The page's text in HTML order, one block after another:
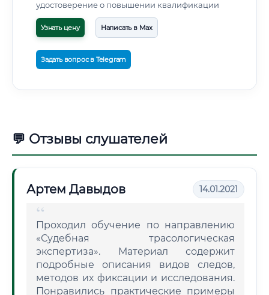
удостоверение о повышении квалификации
Узнать цену Написать в Max
Задать вопрос в Telegram
💬 Отзывы слушателей
Артем Давыдов 14.01.2021
Проходил обучение по направлению
«Судебная трасологическая
экспертиза». Материал содержит
подробные описания видов следов,
методов их фиксации и исследования.
Понравились практические примеры